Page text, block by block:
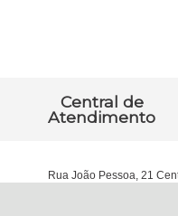
Central de
Atendimento
Rua João Pessoa, 21